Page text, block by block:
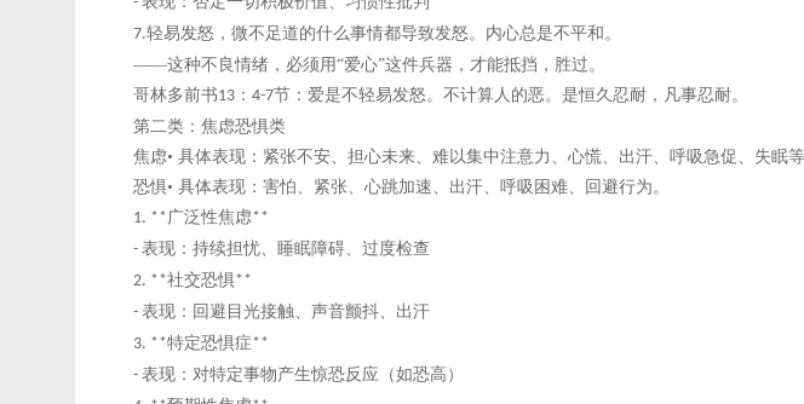
7.轻易发怒，微不足道的什么事情都导致发怒。内心总是不平和。
——这种不良情绪，必须用“爱心”这件兵器，才能抵挡，胜过。
哥林多前书13 ： 4-7节：爱是不轻易发怒。不计算人的恶。是恒久忍耐，凡事忍耐。
第二类：焦虑恐惧类
焦虑• 具体表现：紧张不安、担心未来、难以集中注意力、心慌、出汗、呼吸急促、失眠等
恐惧• 具体表现：害怕、紧张、心跳加速、出汗、呼吸困难、回避行为。
1. **广泛性焦虑**
- 表现：持续担忧、睡眠障碍、过度检查
2. **社交恐惧**
- 表现：回避目光接触、声音颤抖、出汗
3. **特定恐惧症**
- 表现：对特定事物产生惊恐反应（如恐高）